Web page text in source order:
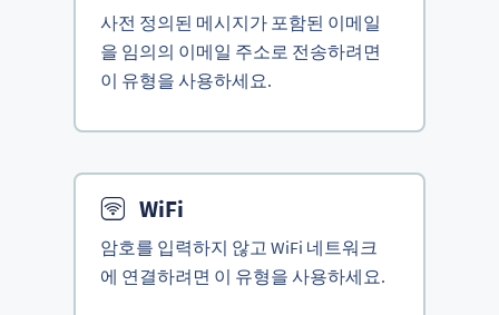
사전 정의된 메시지가 포함된 이메일
을 임의의 이메일 주소로 전송하려면
이 유형을 사용하세요.
WiFi
암호를 입력하지 않고 WiFi 네트워크
에 연결하려면 이 유형을 사용하세요.